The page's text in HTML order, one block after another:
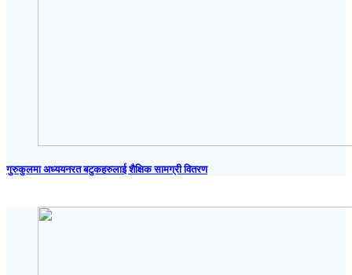
गुरुकुलमा अध्ययनरत बटुकहरुलाई शैक्षिक सामग्री वितरण